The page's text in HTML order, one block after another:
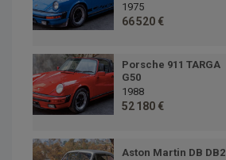
1975
66 520 €
Porsche 911 TARGA
G50
1988
52 180 €
Aston Martin DB DB2